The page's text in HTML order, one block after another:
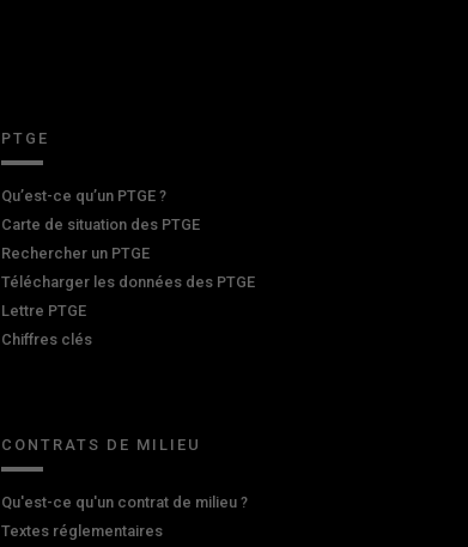
PTGE
Qu’est-ce qu’un PTGE ?
Carte de situation des PTGE
Rechercher un PTGE
Télécharger les données des PTGE
Lettre PTGE
Chiffres clés
CONTRATS DE MILIEU
Qu'est-ce qu'un contrat de milieu ?
Textes réglementaires